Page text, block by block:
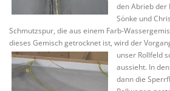
den Abrieb der
Sönke und
Schmutzspur, die aus einem Farb-
dieses Gemisch getrocknet ist, wird der
unser Rollfeld
aussieht. In
dann die